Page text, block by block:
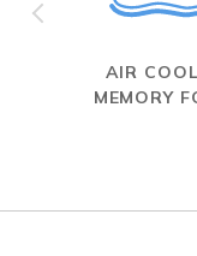
AIR
MEMORY